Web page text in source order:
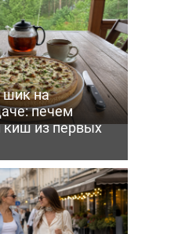
шик на
печем
из первых